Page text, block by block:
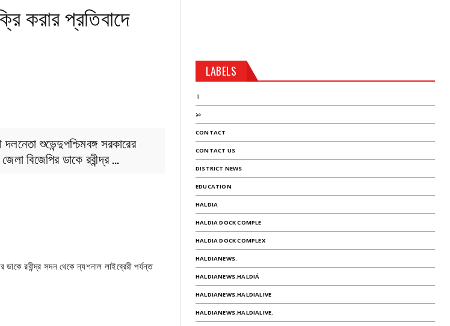
করার প্রতিবাদে
শুভেন্দুপশ্চিমবঙ্গ সরকারের
বিজেপির ডাকে রবীন্দ্র …
ডাকে রবীন্দ্র সদন থেকে ন্যশনাল লাইব্রেরী পর্যন্ত
LABELS
।
১০
CONTACT
CONTACT US
DISTRICT NEWS
EDUCATION
HALDIA
HALDIA DOCK COMPLE
HALDIA DOCK COMPLEX
HALDIANEWS.
HALDIANEWS.HALDIÁ
HALDIANEWS.HALDIALIVE
HALDIANEWS.HALDIALIVE.